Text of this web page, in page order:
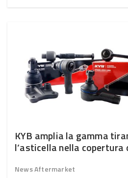
KYB amplia la gamma
l’asticella nella copertura
News Aftermarket